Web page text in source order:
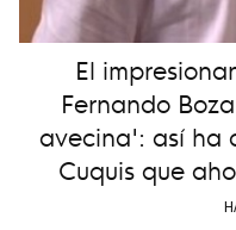
El
Fernando
avecina': así ha
Cuquis que